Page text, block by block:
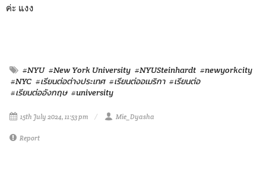
ค่ะ แงง
#NYU #New York University #NYUSteinhardt #newyorkcity
#NYC #เรียนต่อต่างประเทศ #เรียนต่ออเมริกา #เรียนต่อ
#เรียนต่ออังกฤษ #university
15th July 2024, 11:53 pm Mie_Dyasha
Report